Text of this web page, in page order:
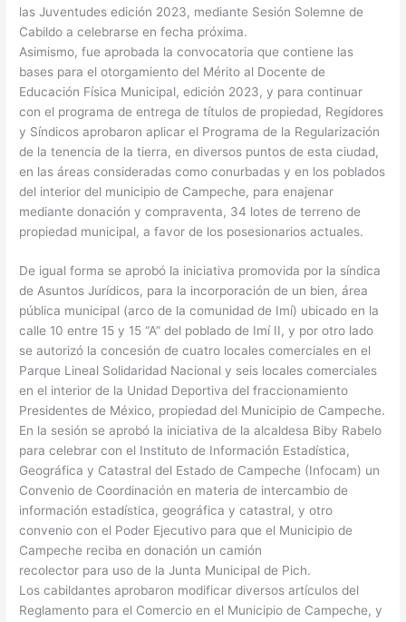
las Juventudes edición 2023, mediante Sesión Solemne de
Cabildo a celebrarse en fecha próxima.
Asimismo, fue aprobada la convocatoria que contiene las
bases para el otorgamiento del Mérito al Docente de
Educación Física Municipal, edición 2023, y para continuar
con el programa de entrega de títulos de propiedad, Regidores
y Síndicos aprobaron aplicar el Programa de la Regularización
de la tenencia de la tierra, en diversos puntos de esta ciudad,
en las áreas consideradas como conurbadas y en los poblados
del interior del municipio de Campeche, para enajenar
mediante donación y compraventa, 34 lotes de terreno de
propiedad municipal, a favor de los posesionarios actuales.
De igual forma se aprobó la iniciativa promovida por la síndica
de Asuntos Jurídicos, para la incorporación de un bien, área
pública municipal (arco de la comunidad de Imí) ubicado en la
calle 10 entre 15 y 15 “A” del poblado de Imí II, y por otro lado
se autorizó la concesión de cuatro locales comerciales en el
Parque Lineal Solidaridad Nacional y seis locales comerciales
en el interior de la Unidad Deportiva del fraccionamiento
Presidentes de México, propiedad del Municipio de Campeche.
En la sesión se aprobó la iniciativa de la alcaldesa Biby Rabelo
para celebrar con el Instituto de Información Estadística,
Geográfica y Catastral del Estado de Campeche (Infocam) un
Convenio de Coordinación en materia de intercambio de
información estadística, geográfica y catastral, y otro
convenio con el Poder Ejecutivo para que el Municipio de
Campeche reciba en donación un camión
recolector para uso de la Junta Municipal de Pich.
Los cabildantes aprobaron modificar diversos artículos del
Reglamento para el Comercio en el Municipio de Campeche, y